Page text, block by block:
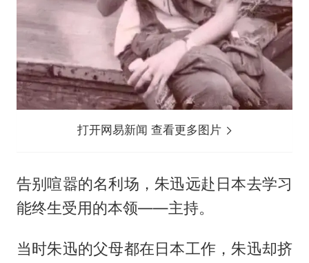
打开网易新闻 查看更多图片
告别喧嚣的名利场，朱迅远赴日本去学习
能终生受用的本领——主持。
当时朱迅的父母都在日本工作，朱迅却挤